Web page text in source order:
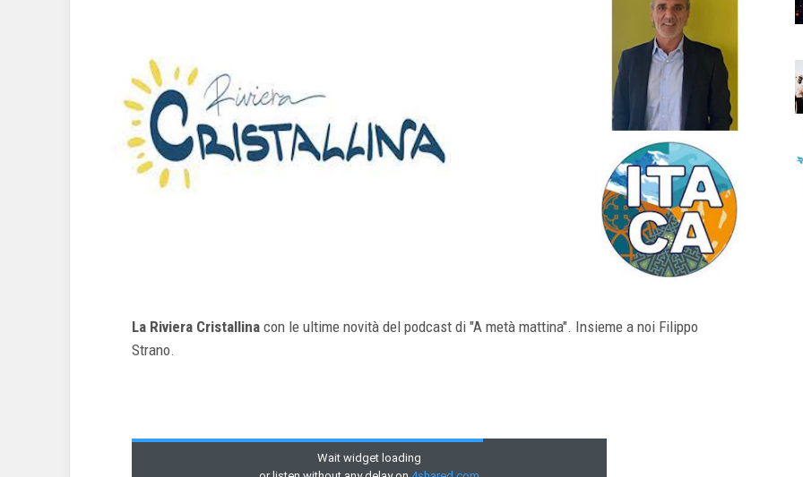
La Riviera Cristallina con le ultime novità del podcast di "A metà mattina". Insieme a noi Filippo
Strano.